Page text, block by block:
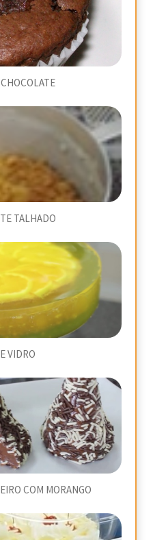
TALHADO
VIDRO
COM MORANGO